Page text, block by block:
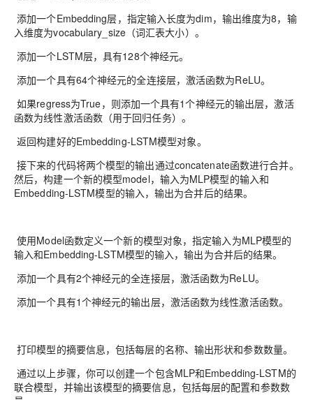
添加一个Embedding层，指定输入长度为dim，输出维度为8，输
入维度为vocabulary_size（词汇表大小）。
添加一个LSTM层，具有128个神经元。
添加一个具有64个神经元的全连接层，激活函数为ReLU。
如果regress为True，则添加一个具有1个神经元的输出层，激活
函数为线性激活函数（用于回归任务）。
返回构建好的Embedding-LSTM模型对象。
接下来的代码将两个模型的输出通过concatenate函数进行合并。
然后，构建一个新的模型model，输入为MLP模型的输入和
Embedding-LSTM模型的输入，输出为合并后的结果。
使用Model函数定义一个新的模型对象，指定输入为MLP模型的
输入和Embedding-LSTM模型的输入，输出为合并后的结果。
添加一个具有2个神经元的全连接层，激活函数为ReLU。
添加一个具有1个神经元的输出层，激活函数为线性激活函数。
打印模型的摘要信息，包括每层的名称、输出形状和参数数量。
通过以上步骤，你可以创建一个包含MLP和Embedding-LSTM的
联合模型，并输出该模型的摘要信息，包括每层的配置和参数数